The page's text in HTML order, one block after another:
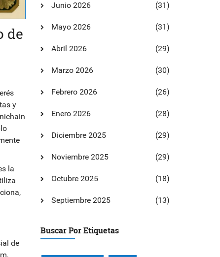
de
y
la
de
Junio 2026 (31)
Mayo 2026 (31)
Abril 2026 (29)
Marzo 2026 (30)
Febrero 2026 (26)
Enero 2026 (28)
Diciembre 2025 (29)
Noviembre 2025 (29)
Octubre 2025 (18)
Septiembre 2025 (13)
Buscar Por Etiquetas